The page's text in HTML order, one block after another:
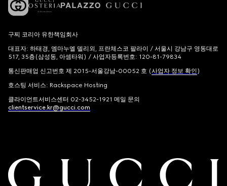
구찌 코리아 유한책임회사
대표자: 하태경, 엠마누엘 델리외, 프란체스코 팔라이 / 서울시 강남구 영동대로
517, 35층(삼성동, 아셈타워) / 사업자등록번호: 120-81-79834
통신판매업 신고번호 제 2015-서울강남-00052 호 (사업자 정보 확인)
호스팅 서비스: Rackspace Hosting
클라이언트서비스센터 02-3452-1921 메일 문의
clientservice.kr@gucci.com